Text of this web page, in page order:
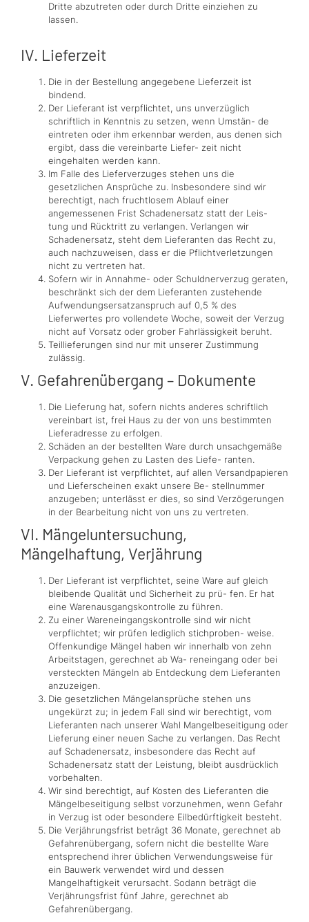
Dritte abzutreten oder durch Dritte einziehen zu
lassen.
IV. Lieferzeit
Die in der Bestellung angegebene Lieferzeit ist
bindend.
Der Lieferant ist verpflichtet, uns unverzüglich
schriftlich in Kenntnis zu setzen, wenn Umstän- de
eintreten oder ihm erkennbar werden, aus denen sich
ergibt, dass die vereinbarte Liefer- zeit nicht
eingehalten werden kann.
Im Falle des Lieferverzuges stehen uns die
gesetzlichen Ansprüche zu. Insbesondere sind wir
berechtigt, nach fruchtlosem Ablauf einer
angemessenen Frist Schadenersatz statt der Leis-
tung und Rücktritt zu verlangen. Verlangen wir
Schadenersatz, steht dem Lieferanten das Recht zu,
auch nachzuweisen, dass er die Pflichtverletzungen
nicht zu vertreten hat.
Sofern wir in Annahme- oder Schuldnerverzug geraten,
beschränkt sich der dem Lieferanten zustehende
Aufwendungsersatzanspruch auf 0,5 % des
Lieferwertes pro vollendete Woche, soweit der Verzug
nicht auf Vorsatz oder grober Fahrlässigkeit beruht.
Teillieferungen sind nur mit unserer Zustimmung
zulässig.
V. Gefahrenübergang – Dokumente
Die Lieferung hat, sofern nichts anderes schriftlich
vereinbart ist, frei Haus zu der von uns bestimmten
Lieferadresse zu erfolgen.
Schäden an der bestellten Ware durch unsachgemäße
Verpackung gehen zu Lasten des Liefe- ranten.
Der Lieferant ist verpflichtet, auf allen Versandpapieren
und Lieferscheinen exakt unsere Be- stellnummer
anzugeben; unterlässt er dies, so sind Verzögerungen
in der Bearbeitung nicht von uns zu vertreten.
VI. Mängeluntersuchung,
Mängelhaftung, Verjährung
Der Lieferant ist verpflichtet, seine Ware auf gleich
bleibende Qualität und Sicherheit zu prü- fen. Er hat
eine Warenausgangskontrolle zu führen.
Zu einer Wareneingangskontrolle sind wir nicht
verpflichtet; wir prüfen lediglich stichproben- weise.
Offenkundige Mängel haben wir innerhalb von zehn
Arbeitstagen, gerechnet ab Wa- reneingang oder bei
versteckten Mängeln ab Entdeckung dem Lieferanten
anzuzeigen.
Die gesetzlichen Mängelansprüche stehen uns
ungekürzt zu; in jedem Fall sind wir berechtigt, vom
Lieferanten nach unserer Wahl Mangelbeseitigung oder
Lieferung einer neuen Sache zu verlangen. Das Recht
auf Schadenersatz, insbesondere das Recht auf
Schadenersatz statt der Leistung, bleibt ausdrücklich
vorbehalten.
Wir sind berechtigt, auf Kosten des Lieferanten die
Mängelbeseitigung selbst vorzunehmen, wenn Gefahr
in Verzug ist oder besondere Eilbedürftigkeit besteht.
Die Verjährungsfrist beträgt 36 Monate, gerechnet ab
Gefahrenübergang, sofern nicht die bestellte Ware
entsprechend ihrer üblichen Verwendungsweise für
ein Bauwerk verwendet wird und dessen
Mangelhaftigkeit verursacht. Sodann beträgt die
Verjährungsfrist fünf Jahre, gerechnet ab
Gefahrenübergang.